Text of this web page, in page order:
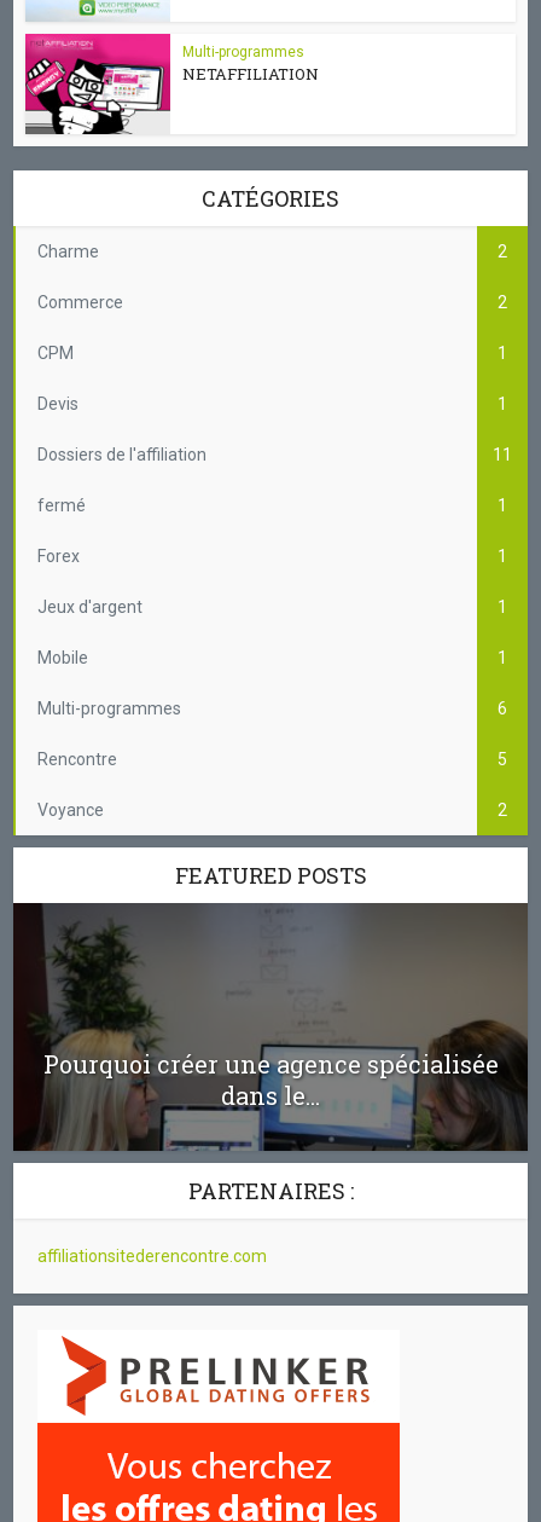
Multi-programmes
NETAFFILIATION
CATÉGORIES
Charme 2
Commerce 2
CPM 1
Devis 1
Dossiers de l'affiliation 11
fermé 1
Forex 1
Jeux d'argent 1
Mobile 1
Multi-programmes 6
Rencontre 5
Voyance 2
FEATURED POSTS
Pourquoi créer une agence spécialisée
dans le...
PARTENAIRES :
affiliationsitederencontre.com